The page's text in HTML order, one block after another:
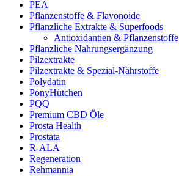
PEA
Pflanzenstoffe & Flavonoide
Pflanzliche Extrakte & Superfoods
Antioxidantien & Pflanzenstoffe
Pflanzliche Nahrungsergänzung
Pilzextrakte
Pilzextrakte & Spezial-Nährstoffe
Polydatin
PonyHütchen
PQQ
Premium CBD Öle
Prosta Health
Prostata
R-ALA
Regeneration
Rehmannia